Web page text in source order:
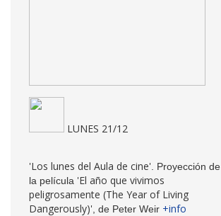
LUNES 21/12
'Los lunes del Aula de cine' . Proyección de
la película 'El año que vivimos
peligrosamente (The Year of Living
Dangerously)' , de Peter Weir +info